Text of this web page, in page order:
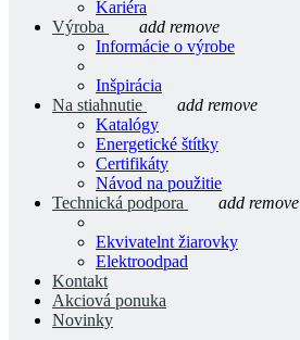
Kariéra
Výroba
add remove
Informácie o výrobe
Inšpirácia
Na stiahnutie
add remove
Katalógy
Energetické štítky
Certifikáty
Návod na použitie
Technická podpora
add remove
Ekvivatelnt žiarovky
Elektroodpad
Kontakt
Akciová ponuka
Novinky